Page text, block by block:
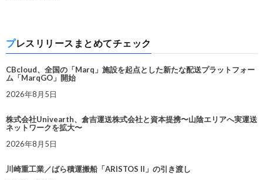
プレスリリースまとめてチェック
CBcloud、全国の「Marq」施設を起点とした新たな配送プラットフォー
ム「MarqGO」開始
2026年8月5日
株式会社Univearth、倉吉運送株式会社と資本提携〜山陰エリアへ実運送
ネットワークを拡大〜
2026年8月5日
川崎重工業／ばら積運搬船「ARISTOS II」の引き渡し